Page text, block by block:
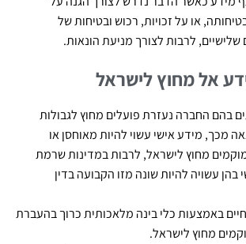
או על זכויות, רכוש ובטיחות של
לרבות לצורך מניעת הונאות.
בהם החברה נעזרת פועלים מחוץ לגבולות
מכך, מידע אישי עשוי להיות מאוחסן או
מחוץ לישראל, לרבות במדינות שרמת
עשויה להיות שונה מזו הקבועה בדין
באמצעות כלי בינה מלאכותית כרוך בהעברת
מחוץ לישראל.